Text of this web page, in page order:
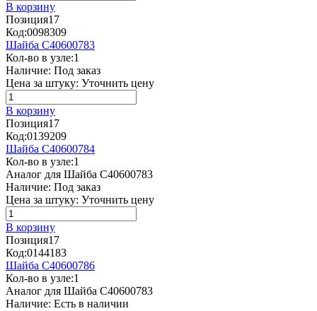
В корзину
Позиция17
Код:0098309
Шайба C40600783
Кол-во в узле:1
Наличие: Под заказ
Цена за штуку: Уточнить цену
В корзину
Позиция17
Код:0139209
Шайба C40600784
Кол-во в узле:1
Аналог для Шайба C40600783
Наличие: Под заказ
Цена за штуку: Уточнить цену
В корзину
Позиция17
Код:0144183
Шайба C40600786
Кол-во в узле:1
Аналог для Шайба C40600783
Наличие: Есть в наличии